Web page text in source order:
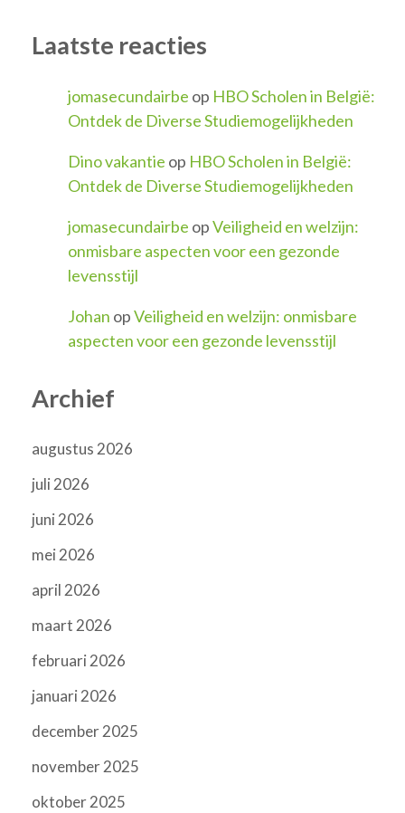
Laatste reacties
jomasecundairbe op HBO Scholen in België:
Ontdek de Diverse Studiemogelijkheden
Dino vakantie op HBO Scholen in België:
Ontdek de Diverse Studiemogelijkheden
jomasecundairbe opVeiligheid en welzijn:
onmisbare aspecten voor een gezonde
levensstijl
Johan opVeiligheid en welzijn: onmisbare
aspecten voor een gezonde levensstijl
Archief
augustus 2026
juli 2026
juni 2026
mei 2026
april 2026
maart 2026
februari 2026
januari 2026
december 2025
november 2025
oktober 2025